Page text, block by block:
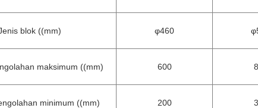
blok ((mm) φ460
maksimum ((mm) 600
minimum ((mm) 200